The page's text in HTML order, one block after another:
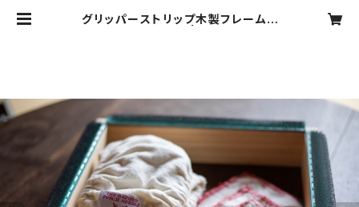
グリッパーストリップ木製フレーム＆